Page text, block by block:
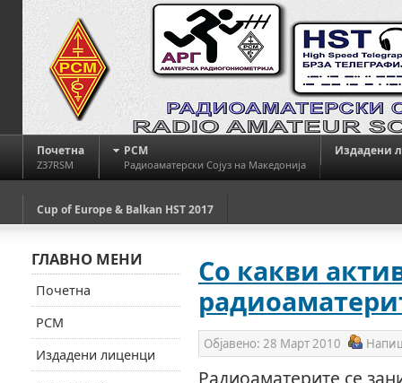
Почетна
Z37RSM
РСМ
Радиоаматерски Сојуз на Македонија
Издадени
Cup of Europe & Balkan HST 2017
Со какви
Објавено: 28 Март 2010
Радиоаматерите се
ГЛАВНО МЕНИ
Почетна
РСМ
Издадени лиценци